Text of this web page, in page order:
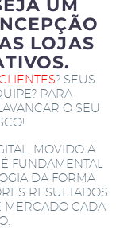
UM
LOJAS
? SEUS
PARA
O SEU
MOVIDO A
FUNDAMENTAL
DA FORMA
RESULTADOS
MERCADO CADA